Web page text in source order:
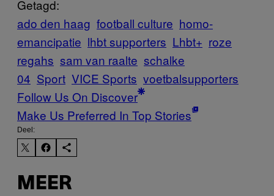
Getagd:
ado den haag football culture homo-
emancipatie lhbt supporters Lhbt+ roze
regahs sam van raalte schalke
04 Sport VICE Sports voetbalsupporters
Follow Us On Discover
Make Us Preferred In Top Stories
Deel:
MEER